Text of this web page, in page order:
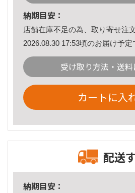
納期目安：
店舗在庫不足の為、取り寄せ注
2026.08.30 17:53頃のお届け予定
受け取り方法・送
カートに入
配送
納期目安：